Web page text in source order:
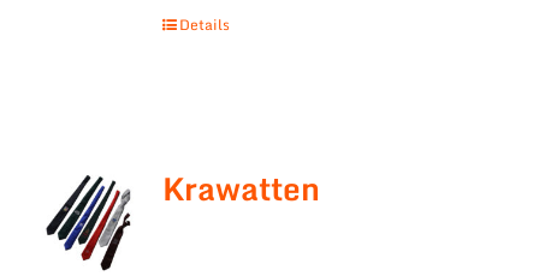
Details
Krawatten